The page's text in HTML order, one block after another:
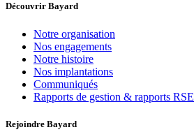
Découvrir Bayard
Notre organisation
Nos engagements
Notre histoire
Nos implantations
Communiqués
Rapports de gestion & rapports RSE
Rejoindre Bayard